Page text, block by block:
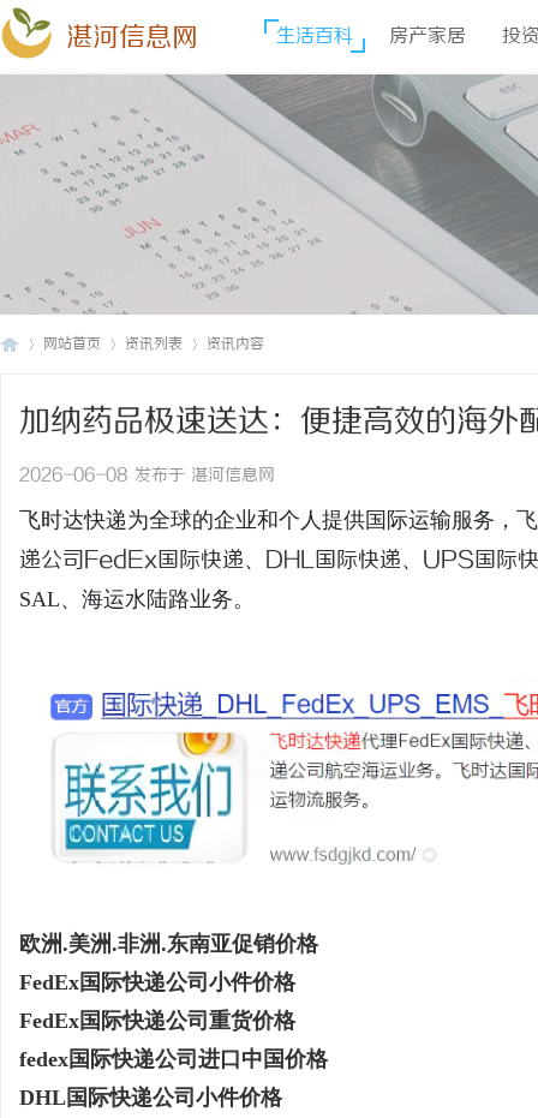
湛河信息网 生活百科 房产家居 投
网站首页 资讯列表 资讯内容
加纳药品极速送达：便捷高效的海
递官网
2026-06-08 发布于 湛河信息网
飞时达快递为全球的企业和个人提供国际运输服务，
递公司FedEx国际快递、 DHL国际快递、 UPS国际
SAL、海运水陆路业务。
欧洲.美洲.非洲.东南亚促销价格
FedEx国际快递公司小件价格
FedEx国际快递公司重货价格
fedex国际快递公司进口中国价格
DHL国际快递公司小件价格
汉配眼镜 上海配眼镜